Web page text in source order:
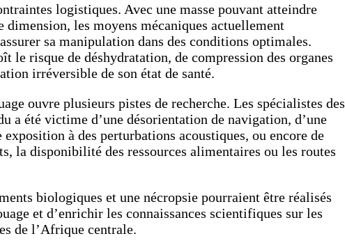
logistiques. Avec une masse pouvant atteindre
les moyens mécaniques actuellement
sa manipulation dans des conditions optimales.
le risque de déshydratation, de compression des organes
irréversible de son état de santé.
ouvre plusieurs pistes de recherche. Les spécialistes des
été victime d’une désorientation de navigation, d’une
à des perturbations acoustiques, ou encore de
la disponibilité des ressources alimentaires ou les routes
biologiques et une nécropsie pourraient être réalisés
et d’enrichir les connaissances scientifiques sur les
de l’Afrique centrale.